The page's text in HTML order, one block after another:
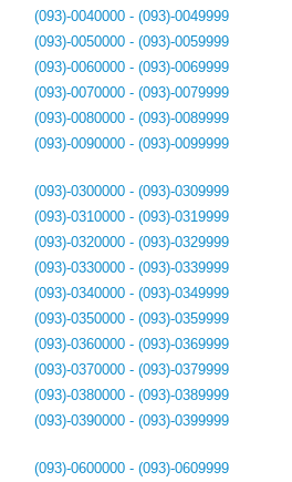
(093)-0040000 - (093)-0049999
(093)-0050000 - (093)-0059999
(093)-0060000 - (093)-0069999
(093)-0070000 - (093)-0079999
(093)-0080000 - (093)-0089999
(093)-0090000 - (093)-0099999
(093)-0300000 - (093)-0309999
(093)-0310000 - (093)-0319999
(093)-0320000 - (093)-0329999
(093)-0330000 - (093)-0339999
(093)-0340000 - (093)-0349999
(093)-0350000 - (093)-0359999
(093)-0360000 - (093)-0369999
(093)-0370000 - (093)-0379999
(093)-0380000 - (093)-0389999
(093)-0390000 - (093)-0399999
(093)-0600000 - (093)-0609999